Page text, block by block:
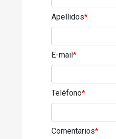
Apellidos*
E-mail*
Teléfono*
Comentarios*